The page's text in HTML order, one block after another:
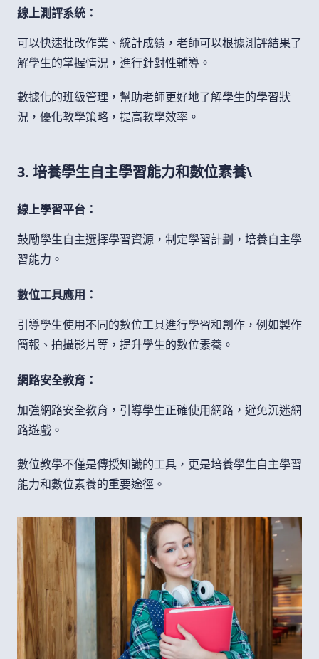
線上測評系統：
可以快速批改作業、統計成績，老師可以根據測評結果了
解學生的掌握情況，進行針對性輔導。
數據化的班級管理，幫助老師更好地了解學生的學習狀
況，優化教學策略，提高教學效率。
3. 培養學生自主學習能力和數位素養\
線上學習平台：
鼓勵學生自主選擇學習資源，制定學習計劃，培養自主學
習能力。
數位工具應用：
引導學生使用不同的數位工具進行學習和創作，例如製作
簡報、拍攝影片等，提升學生的數位素養。
網路安全教育：
加強網路安全教育，引導學生正確使用網路，避免沉迷網
路遊戲。
數位教學不僅是傳授知識的工具，更是培養學生自主學習
能力和數位素養的重要途徑。